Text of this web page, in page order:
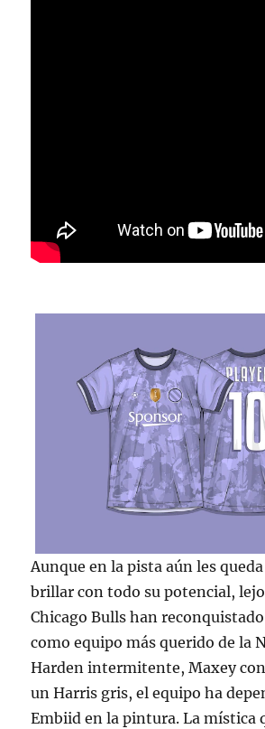
Aunque en la pista aún les
brillar con todo su potencial,
Chicago Bulls han
como equipo más querido de la
Harden intermitente, Maxey
un Harris gris, el equipo ha
Embiid en la pintura. La mística